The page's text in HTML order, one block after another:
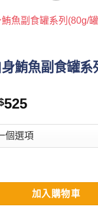
鮪魚副食罐系
525價
範
圍：
NT$525
食罐系列(80g/罐) 數量
加入購物車